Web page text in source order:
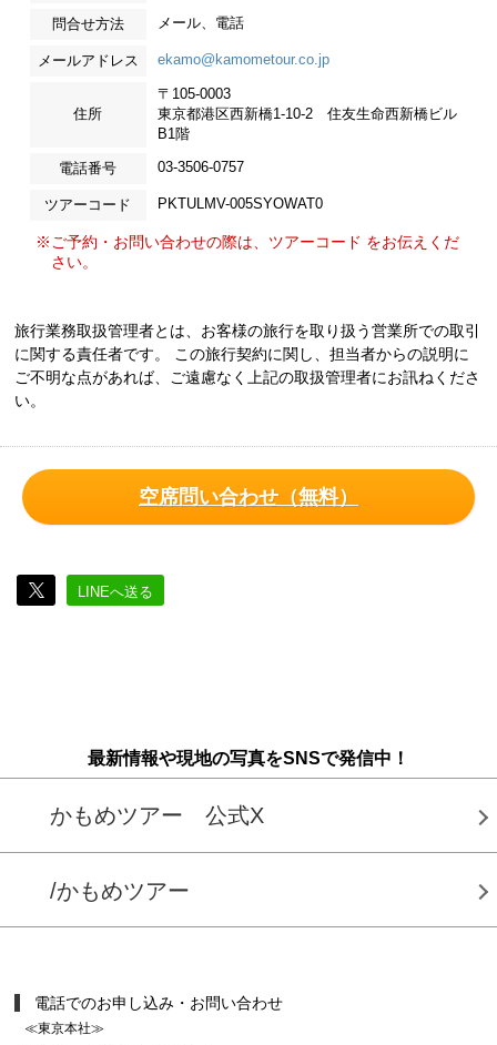
問合せ方法 メール、電話
メールアドレス ekamo@kamometour.co.jp
住所
〒105-0003
東京都港区西新橋1-10-2 住友生命西新橋ビル
B1階
電話番号 03-3506-0757
ツアーコード PKTULMV-005SYOWAT0
※ご予約・お問い合わせの際は、ツアーコード をお伝えくだ
さい。
旅行業務取扱管理者とは、お客様の旅行を取り扱う営業所での取引
に関する責任者です。 この旅行契約に関し、担当者からの説明に
ご不明な点があれば、ご遠慮なく上記の取扱管理者にお訊ねくださ
い。
空席問い合わせ（無料）
LINEへ送る
最新情報や現地の写真をSNSで発信中！
かもめツアー 公式X
/かもめツアー
電話でのお申し込み・お問い合わせ
≪東京本社≫